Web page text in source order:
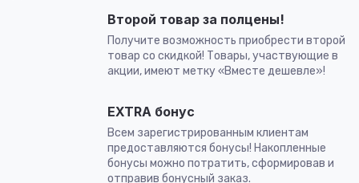
Второй товар за полцены!
Получите возможность приобрести второй
товар со скидкой! Товары, участвующие в
акции, имеют метку «Вместе дешевле»!
EXTRA бонус
Всем зарегистрированным клиентам
предоставляются бонусы! Накопленные
бонусы можно потратить, сформировав и
отправив бонусный заказ.